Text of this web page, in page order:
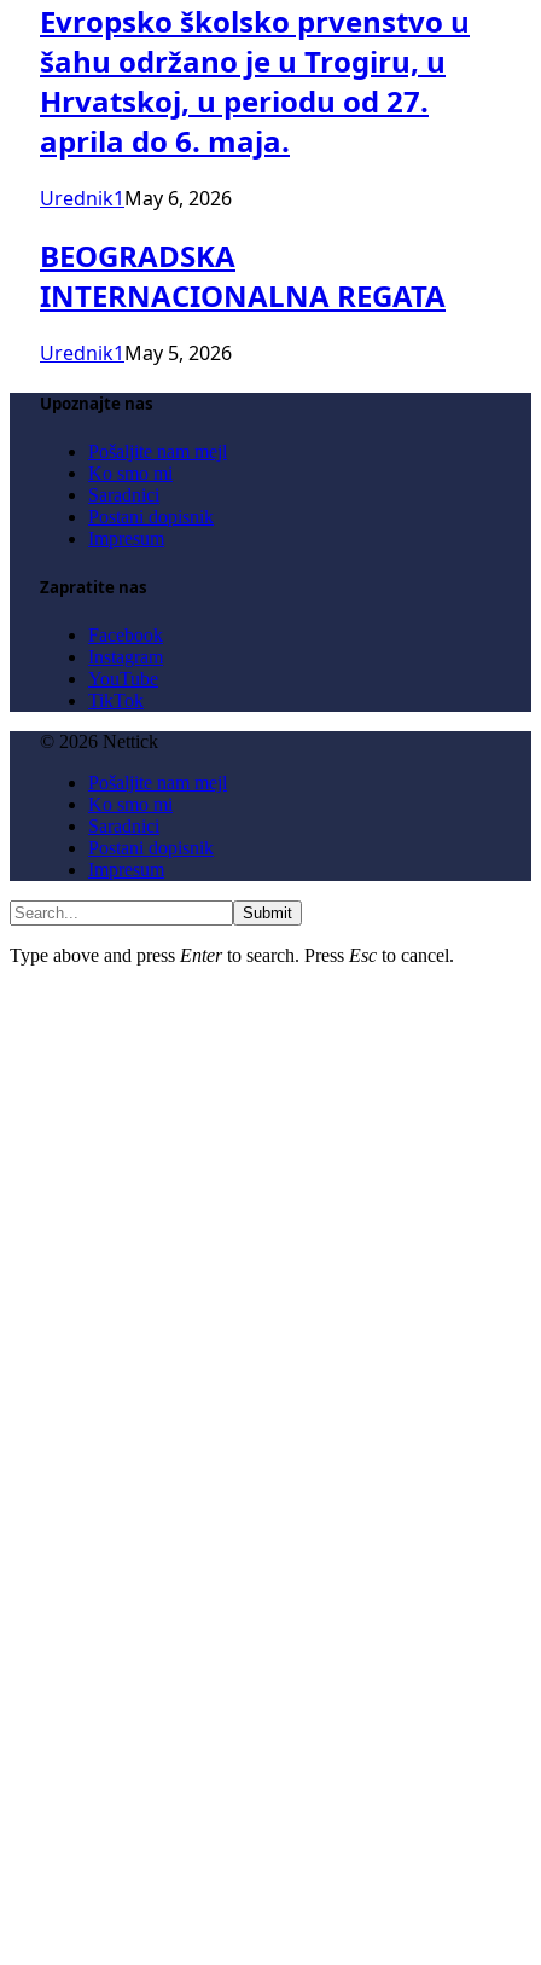
Evropsko školsko prvenstvo u
šahu održano je u Trogiru, u
Hrvatskoj, u periodu od 27.
aprila do 6. maja.
Urednik1May 6, 2026
BEOGRADSKA
INTERNACIONALNA REGATA
Urednik1May 5, 2026
Upoznajte nas
Pošaljite nam mejl
Ko smo mi
Saradnici
Postani dopisnik
Impresum
Zapratite nas
Facebook
Instagram
YouTube
TikTok
© 2026 Nettick
Pošaljite nam mejl
Ko smo mi
Saradnici
Postani dopisnik
Impresum
Submit
Type above and press Enterto search. Press Esc to cancel.